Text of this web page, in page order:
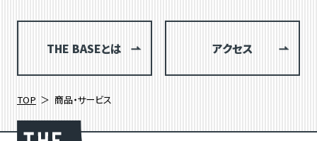
THE BASEとは アクセス
TOP 商品・サービス